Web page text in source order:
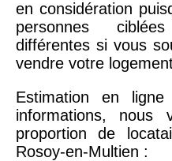
en considération
personnes
différentes si vous
vendre votre
Estimation en
informations, nous
proportion de
Rosoy-en-Multien :